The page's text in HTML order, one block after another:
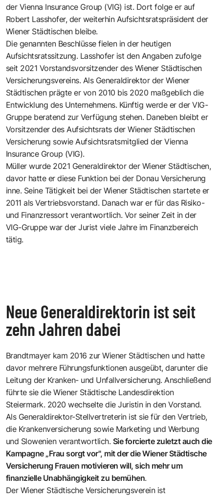
der Vienna Insurance Group (VIG) ist. Dort folge er auf
Robert Lasshofer, der weiterhin Aufsichtsratspräsident der
Wiener Städtischen bleibe.
Die genannten Beschlüsse fielen in der heutigen
Aufsichtsratssitzung. Lasshofer ist den Angaben zufolge
seit 2021 Vorstandsvorsitzender des Wiener Städtischen
Versicherungsvereins. Als Generaldirektor der Wiener
Städtischen prägte er von 2010 bis 2020 maßgeblich die
Entwicklung des Unternehmens. Künftig werde er der VIG-
Gruppe beratend zur Verfügung stehen. Daneben bleibt er
Vorsitzender des Aufsichtsrats der Wiener Städtischen
Versicherung sowie Aufsichtsratsmitglied der Vienna
Insurance Group (VIG).
Müller wurde 2021 Generaldirektor der Wiener Städtischen,
davor hatte er diese Funktion bei der Donau Versicherung
inne. Seine Tätigkeit bei der Wiener Städtischen startete er
2011 als Vertriebsvorstand. Danach war er für das Risiko-
und Finanzressort verantwortlich. Vor seiner Zeit in der
VIG-Gruppe war der Jurist viele Jahre im Finanzbereich
tätig.
Neue Generaldirektorin ist seit
zehn Jahren dabei
Brandtmayer kam 2016 zur Wiener Städtischen und hatte
davor mehrere Führungsfunktionen ausgeübt, darunter die
Leitung der Kranken- und Unfallversicherung. Anschließend
führte sie die Wiener Städtische Landesdirektion
Steiermark. 2020 wechselte die Juristin in den Vorstand.
Als Generaldirektor-Stellvertreterin ist sie für den Vertrieb,
die Krankenversicherung sowie Marketing und Werbung
und Slowenien verantwortlich. Sie forcierte zuletzt auch die
Kampagne „Frau sorgt vor", mit der die Wiener Städtische
Versicherung Frauen motivieren will, sich mehr um
finanzielle Unabhängigkeit zu bemühen.
Der Wiener Städtische Versicherungsverein ist